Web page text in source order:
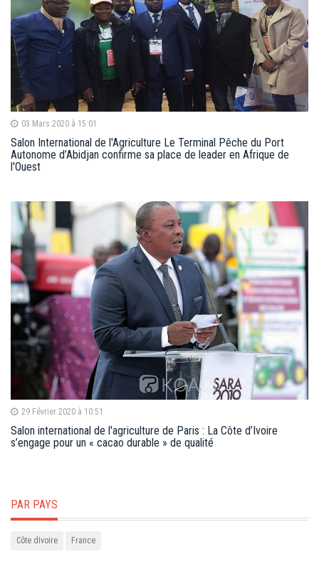
03 Mars 2020 à 15:01
Salon International de l'Agriculture Le Terminal Pêche du Port
Autonome d’Abidjan confirme sa place de leader en Afrique de
l'Ouest
29 Février 2020 à 10:51
Salon international de l'agriculture de Paris : La Côte d’Ivoire
s’engage pour un « cacao durable » de qualité
PAR PAYS
Côte dIvoire France